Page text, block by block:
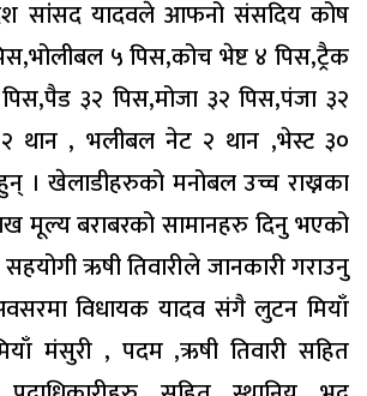
सांसद यादवले आफनो संसदिय कोष
५ पिस,कोच भेष्ट ४ पिस,ट्रैक
३२ पिस,मोजा ३२ पिस,पंजा ३२
थान , भलीबल नेट २ थान ,भेस्ट ३०
। खेलाडीहरुको मनोबल उच्च राख्नका
मूल्य बराबरको सामानहरु दिनु भएको
ऋषी तिवारीले जानकारी गराउनु
विधायक यादव संगै लुटन मियाँ
मंसुरी , पदम ,ऋषी तिवारी सहित